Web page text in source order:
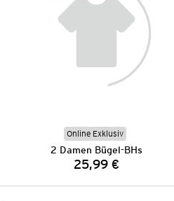
Online Exklusiv
2 Damen Bügel-BHs
Preis:
25,99 €